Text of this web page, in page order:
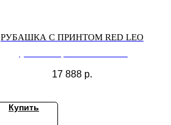
РУБАШКА С ПРИНТОМ RED LEO
17 888 р.
Купить